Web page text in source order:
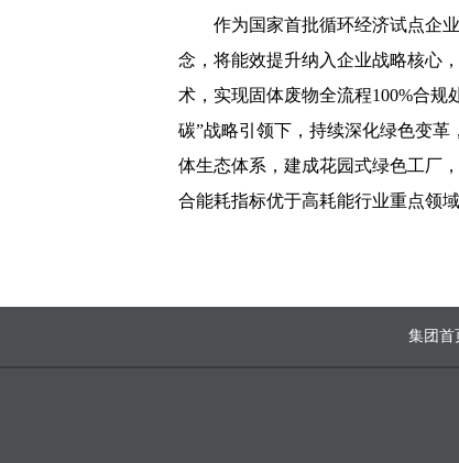
作为国家首批循环经济试点企
念，将能效提升纳入企业战略核心
术，实现固体废物全流程100%合规
碳”战略引领下，持续深化绿色变革
体生态体系，建成花园式绿色工厂
合能耗指标优于高耗能行业重点领
集团首